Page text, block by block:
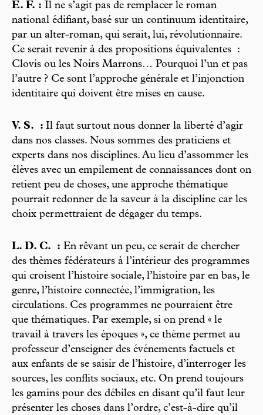
E. F. : Il ne s’agit pas de remplacer le roman
national édifiant, basé sur un continuum identitaire,
par un alter-roman, qui serait, lui, révolutionnaire.
Ce serait revenir à des propositions équivalentes :
Clovis ou les Noirs Marrons… Pourquoi l’un et pas
l’autre ? Ce sont l’approche générale et l’injonction
identitaire qui doivent être mises en cause.
V. S. : Il faut surtout nous donner la liberté d’agir
dans nos classes. Nous sommes des praticiens et
experts dans nos disciplines. Au lieu d’assommer les
élèves avec un empilement de connaissances dont on
retient peu de choses, une approche thématique
pourrait redonner de la saveur à la discipline car les
choix permettraient de dégager du temps.
L. D. C. : En rêvant un peu, ce serait de chercher
des thèmes fédérateurs à l’intérieur des programmes
qui croisent l’histoire sociale, l’histoire par en bas, le
genre, l’histoire connectée, l’immigration, les
circulations. Ces programmes ne pourraient être
que thématiques. Par exemple, si on prend « le
travail à travers les époques », ce thème permet au
professeur d’enseigner des événements factuels et
aux enfants de se saisir de l’histoire, d’interroger les
sources, les conflits sociaux, etc. On prend toujours
les gamins pour des débiles en disant qu’il faut leur
présenter les choses dans l’ordre, c’est-à-dire qu’il